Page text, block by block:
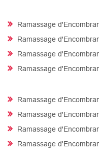
Ramassage
Ramassage
Ramassage
Ramassage
Ramassage
Ramassage
Ramassage
Ramassage